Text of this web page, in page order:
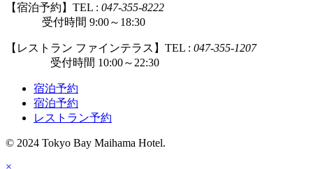
【宿泊予約】TEL : 047-355-8222
受付時間 9:00～18:30
【レストラン ファインテラス】TEL : 047-355-1207
受付時間 10:00～22:30
宿泊予約
宿泊予約
レストラン予約
© 2024 Tokyo Bay Maihama Hotel.
×